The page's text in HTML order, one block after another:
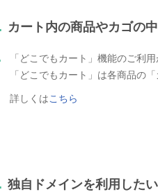
カート内の商品やカゴの
「どこでもカート」機能のご利用
「どこでもカート」は各商品の
詳しくはこちら
独自ドメインを利用したい